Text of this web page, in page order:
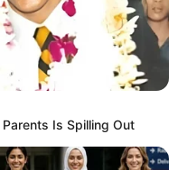
Is Spilling Out